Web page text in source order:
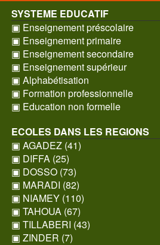
SYSTEME EDUCATIF
▣ Enseignement préscolaire
▣ Enseignement primaire
▣ Enseignement secondaire
▣ Enseignement supérieur
▣ Alphabétisation
▣ Formation professionnelle
▣ Education non formelle
ECOLES DANS LES REGIONS
▣ AGADEZ (41)
▣ DIFFA (25)
▣ DOSSO (73)
▣ MARADI (82)
▣ NIAMEY (110)
▣ TAHOUA (67)
▣ TILLABERI (43)
▣ ZINDER (7)